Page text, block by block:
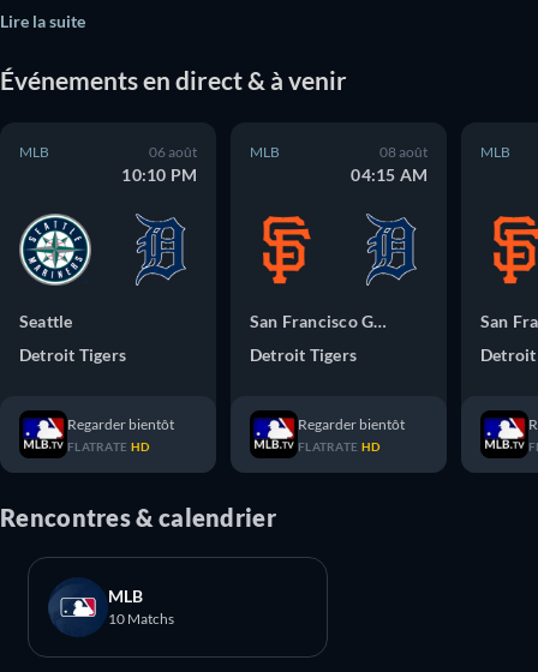
la TV. Vous pouvez également découvrir s’il existe des options
Lire la suite
Événements en direct & à venir
MLB 06 août
10:10 PM
Seattle
Detroit Tigers
Regarder bientôt
FLATRATE HD
MLB 08 août
04:15 AM
San Francisco Giants
Detroit Tigers
Regarder bientôt
FLATRATE HD
MLB
San
Detroit
Rencontres & calendrier
MLB
10 Matchs